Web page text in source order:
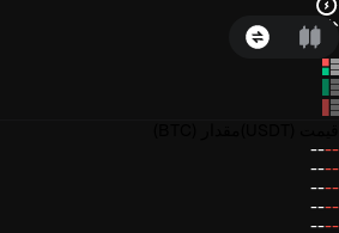
--
--
--
--
--
--
--
--
--
--